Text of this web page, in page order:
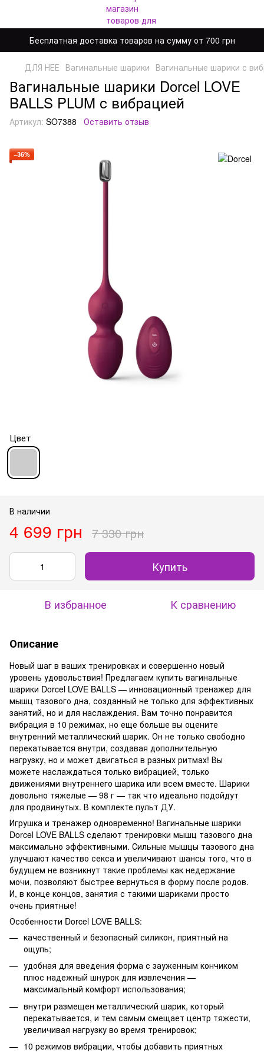
Бесплатная доставка товаров на сумму от 700 грн
ДЛЯ НЕЕ Вагинальные шарики Вагинальные шарики с
Вагинальные шарики Dorcel LOVE
BALLS PLUM с вибрацией
Артикул: SO7388 Оставить отзыв
−36%
Цвет
В наличии
4 699 грн 7 330 грн
Купить
В избранное К сравнению
Описание
Новый шаг в ваших тренировках и совершенно новый
уровень удовольствия! Предлагаем купить вагинальные
шарики Dorcel LOVE BALLS — инновационный тренажер для
мышц тазового дна, созданный не только для эффективных
занятий, но и для наслаждения. Вам точно понравится
вибрация в 10 режимах, но еще больше вы оцените
внутренний металлический шарик. Он не только свободно
перекатывается внутри, создавая дополнительную
нагрузку, но и может двигаться в разных ритмах! Вы
можете наслаждаться только вибрацией, только
движениями внутреннего шарика или всем вместе. Шарики
довольно тяжелые — 98 г — так что идеально подойдут
для продвинутых. В комплекте пульт ДУ.
Игрушка и тренажер одновременно! Вагинальные шарики
Dorcel LOVE BALLS сделают тренировки мышц тазового дна
максимально эффективными. Сильные мышцы тазового дна
улучшают качество секса и увеличивают шансы того, что в
будущем не возникнут такие проблемы как недержание
мочи, позволяют быстрее вернуться в форму после родов.
И, в конце концов, занятия с такими шариками просто
очень приятные!
Особенности Dorcel LOVE BALLS:
качественный и безопасный силикон, приятный на
ощупь;
удобная для введения форма с зауженным кончиком
плюс надежный шнурок для извлечения —
максимальный комфорт использования;
внутри размещен металлический шарик, который
перекатывается, и тем самым смещает центр тяжести,
увеличивая нагрузку во время тренировок;
10 режимов вибрации, чтобы добавить приятных